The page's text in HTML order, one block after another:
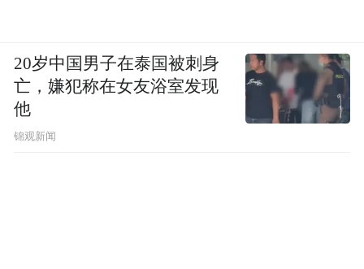
20岁中国男子在泰国被刺身
亡，嫌犯称在女友浴室发现
他
锦观新闻